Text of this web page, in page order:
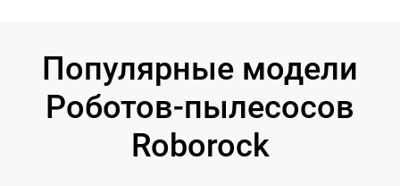
Популярные модели
Роботов-пылесосов
Roborock